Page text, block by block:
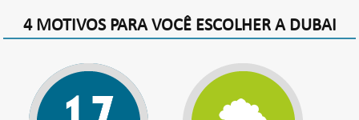
4 MOTIVOS PARA VOCÊ ESCOLHER A DUBAI